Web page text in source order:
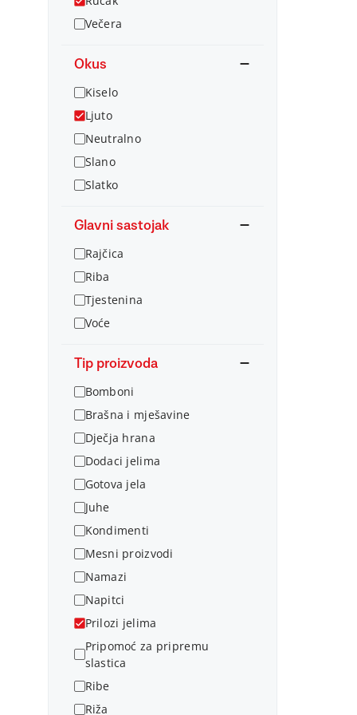
Večera
Okus
Kiselo
Ljuto
Neutralno
Slano
Slatko
Glavni sastojak
Rajčica
Riba
Tjestenina
Voće
Tip proizvoda
Bomboni
Brašna i mješavine
Dječja hrana
Dodaci jelima
Gotova jela
Juhe
Kondimenti
Mesni proizvodi
Namazi
Napitci
Prilozi jelima
Pripomoć za pripremu
slastica
Ribe
Riža